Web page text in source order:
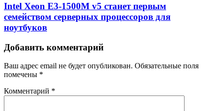
Intel Xeon E3-1500M v5 станет первым
семейством серверных процессоров для
ноутбуков
Добавить комментарий
Ваш адрес email не будет опубликован. Обязательные поля
помечены *
Комментарий *